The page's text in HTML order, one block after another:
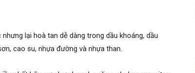
lại hoà tan dễ dàng trong dầu khoáng, dầu
cao su, nhựa đường và nhựa than.